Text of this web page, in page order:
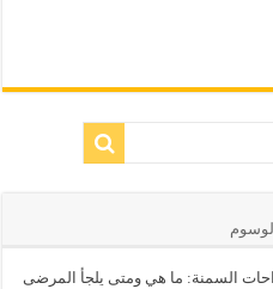
الوسوم
السمنة: ما هي ومتى يلجأ المرضى